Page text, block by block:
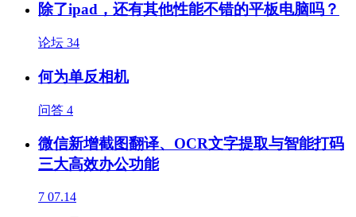
除了ipad，还有其他性能不错的平板电脑吗？
论坛 34
何为单反相机
问答 4
微信新增截图翻译、OCR文字提取与智能打码
三大高效办公功能
7 07.14